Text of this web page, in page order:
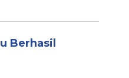
Berhasil